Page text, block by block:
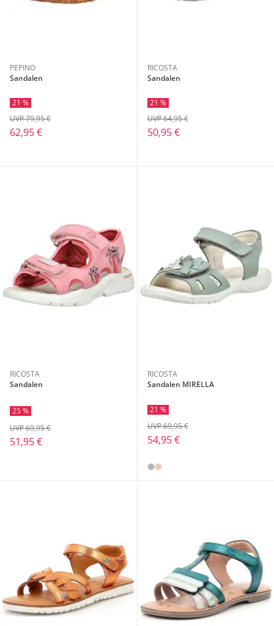
PEPINO
Sandalen
21 %
62,95 €
UVP 79,95 €
RICOSTA
Sandalen
21 %
50,95 €
UVP 64,95 €
RICOSTA
Sandalen
25 %
51,95 €
UVP 69,95 €
RICOSTA
Sandalen MIRELLA
21 %
54,95 €
UVP 69,95 €